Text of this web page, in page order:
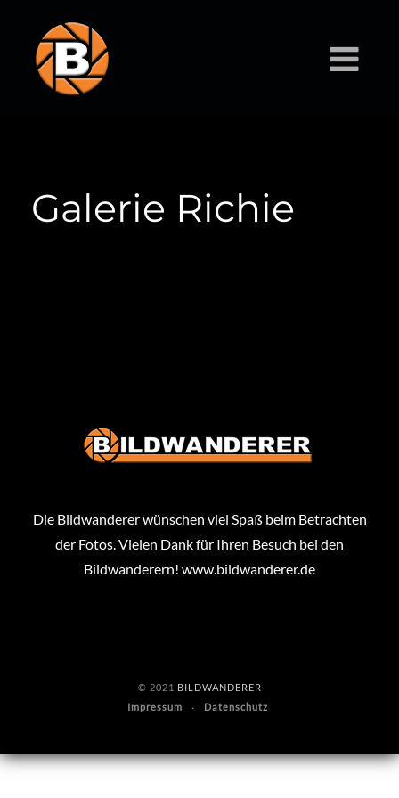
Galerie Richie
Die Bildwanderer wünschen viel Spaß beim Betrachten
der Fotos. Vielen Dank für Ihren Besuch bei den
Bildwanderern! www.bildwanderer.de
© 2021 BILDWANDERER
Impressum
Datenschutz